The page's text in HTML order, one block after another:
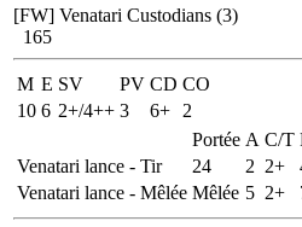
[FW] Venatari Custodians (3)
165
M E SV PV CD CO
10 6 2+/4++ 3 6+
2
Portée A C/T
Venatari lance - Tir
24 2 2+
Venatari lance - Mêlée Mêlée 5 2+